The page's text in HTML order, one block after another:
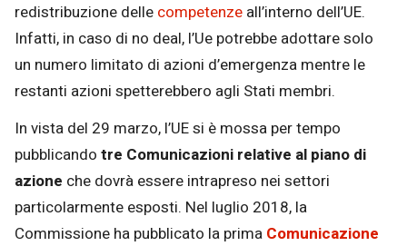
redistribuzione delle competenze all’interno dell’UE.
Infatti, in caso di no deal, l’Ue potrebbe adottare solo
un numero limitato di azioni d’emergenza mentre le
restanti azioni spetterebbero agli Stati membri.
In vista del 29 marzo, l’UE si è mossa per tempo
pubblicando tre Comunicazioni relative al piano di
azione che dovrà essere intrapreso nei settori
particolarmente esposti. Nel luglio 2018, la
Commissione ha pubblicato la prima Comunicazione